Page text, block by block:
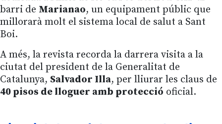
barri de Marianao, un equipament públic que
millorarà molt el sistema local de salut a Sant
Boi.
A més, la revista recorda la darrera visita a la
ciutat del president de la Generalitat de
Catalunya, Salvador Illa, per lliurar les claus de
40 pisos de lloguer amb protecció oficial.